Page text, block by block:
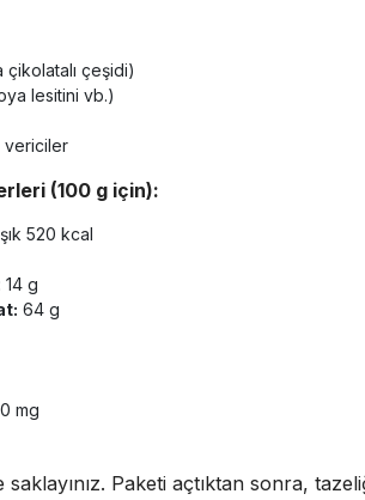
çikolatalı çeşidi)
lesitini vb.)
vericiler
(100 g için):
520 kcal
14 g
64 g
mg
Paketi açtıktan sonra,